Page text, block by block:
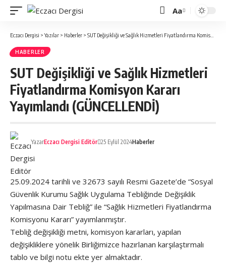
Font
Aa
Eczacı Dergisi >Yazılar > Haberler > SUT Değişikliği ve Sağlık Hizmetleri Fiyatlandırma Komisyon Kararı Yayımlandı (GÜNCELLENDİ)
HABERLER
SUT Değişikliği ve Sağlık Hizmetleri
Fiyatlandırma Komisyon Kararı
Yayımlandı (GÜNCELLENDİ)
YazarEczacı Dergisi Editör 25 Eylül 2024Haberler
25.09.2024 tarihli ve 32673 sayılı Resmi Gazete’de “Sosyal
Güvenlik Kurumu Sağlık Uygulama Tebliğinde Değişiklik
Yapılmasına Dair Tebliğ” ile “Sağlık Hizmetleri Fiyatlandırma
Komisyonu Kararı” yayımlanmıştır.
Tebliğ değişikliği metni, komisyon kararları, yapılan
değişikliklere yönelik Birliğimizce hazırlanan karşılaştırmalı
tablo ve bilgi notu ekte yer almaktadır.